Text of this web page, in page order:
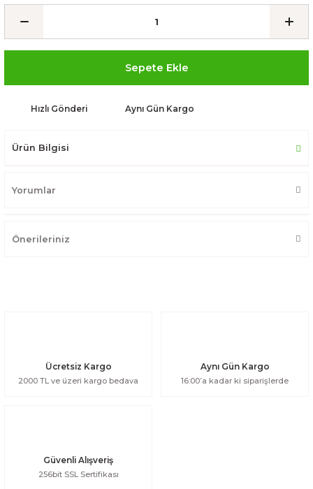
Sepete Ekle
Hızlı Gönderi Aynı Gün Kargo
Ürün Bilgisi
Yorumlar
Önerileriniz
Ücretsiz Kargo
2000 TL ve üzeri kargo bedava
Aynı Gün Kargo
16:00’a kadar ki siparişlerde
Güvenli Alışveriş
256bit SSL Sertifikası